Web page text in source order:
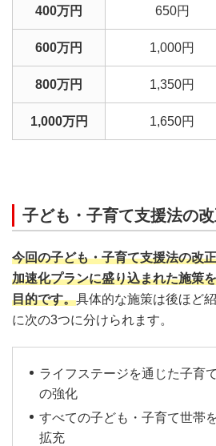
400万円 650円
600万円 1,000円
800万円 1,350円
1,000万円 1,650円
子ども・子育て支援法の
今回の子ども・子育て支援法の改
加速化プランに盛り込まれた施策
目的です。具体的な施策は後ほど
に次の3つに分けられます。
ライフステージを通じた子育
の強化
すべての子ども・子育て世帯
拡充